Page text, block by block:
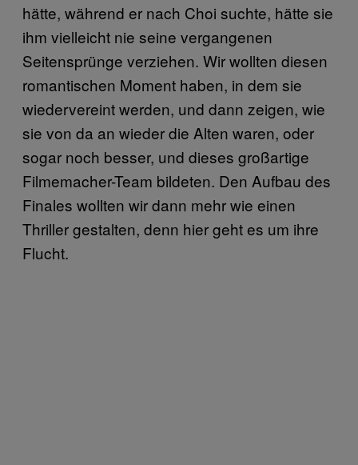
hätte, während er nach Choi suchte, hätte sie
ihm vielleicht nie seine vergangenen
Seitensprünge verziehen. Wir wollten diesen
romantischen Moment haben, in dem sie
wiedervereint werden, und dann zeigen, wie
sie von da an wieder die Alten waren, oder
sogar noch besser, und dieses großartige
Filmemacher-Team bildeten. Den Aufbau des
Finales wollten wir dann mehr wie einen
Thriller gestalten, denn hier geht es um ihre
Flucht.